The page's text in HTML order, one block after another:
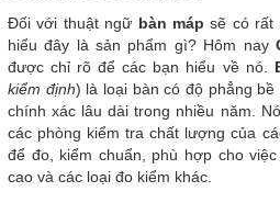
Đối với thuật ngữ bàn máp sẽ có rất
hiểu đây là sản phẩm gì? Hôm nay
được chỉ rõ để các bạn hiểu về nó.
kiểm định) là loại bàn có độ phẳng
chính xác lâu dài trong nhiều năm.
các phòng kiểm tra chất lượng của
để đo, kiểm chuẩn, phù hợp cho
cao và các loại đo kiểm khác.